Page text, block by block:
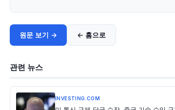
원문 보기 → ← 홈으로
관련 뉴스
INVESTING.COM